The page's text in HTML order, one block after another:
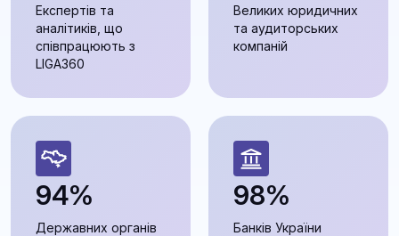
Експертів та
аналітиків, що
співпрацюють з
LIGA360
Великих юридичних
та аудиторських
компаній
94%
Державних органів
98%
Банків України